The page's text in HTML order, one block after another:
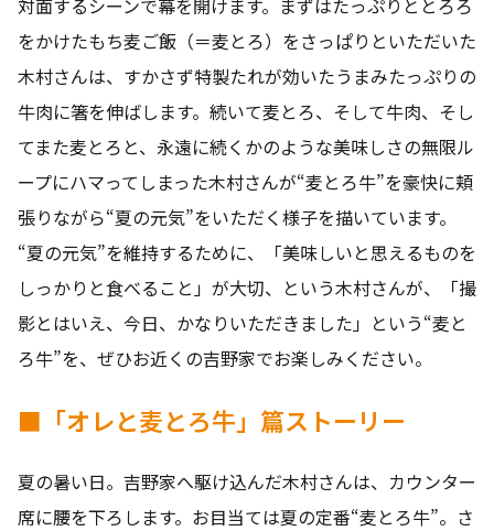
をかけたもち麦ご飯（＝麦とろ）をさっぱりといただいた
木村さんは、すかさず特製たれが効いたうまみたっぷりの
牛肉に箸を伸ばします。続いて麦とろ、そして牛肉、そし
てまた麦とろと、永遠に続くかのような美味しさの無限ル
ープにハマってしまった木村さんが“麦とろ牛”を豪快に頬
張りながら“夏の元気”をいただく様子を描いています。
“夏の元気”を維持するために、「美味しいと思えるものを
しっかりと食べること」が大切、という木村さんが、「撮
影とはいえ、今日、かなりいただきました」という“麦と
ろ牛”を、ぜひお近くの吉野家でお楽しみください。
■「オレと麦とろ牛」篇ストーリー
夏の暑い日。吉野家へ駆け込んだ木村さんは、カウンター
席に腰を下ろします。お目当ては夏の定番“麦とろ牛”。さ